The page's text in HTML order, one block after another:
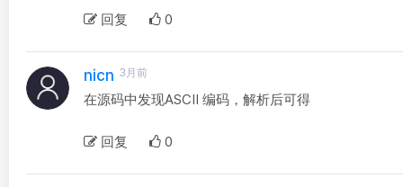
回复 0
nicn 3月前
在源码中发现ASCII 编码，解析后可得
回复 0